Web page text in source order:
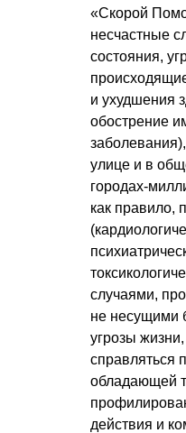
«Скорой
несчастные
состояния,
и ухудшения
обострение
улице и в
городах-
как правило,
случаями,
не несущими
угрозы
справляться
обладающей
действия и